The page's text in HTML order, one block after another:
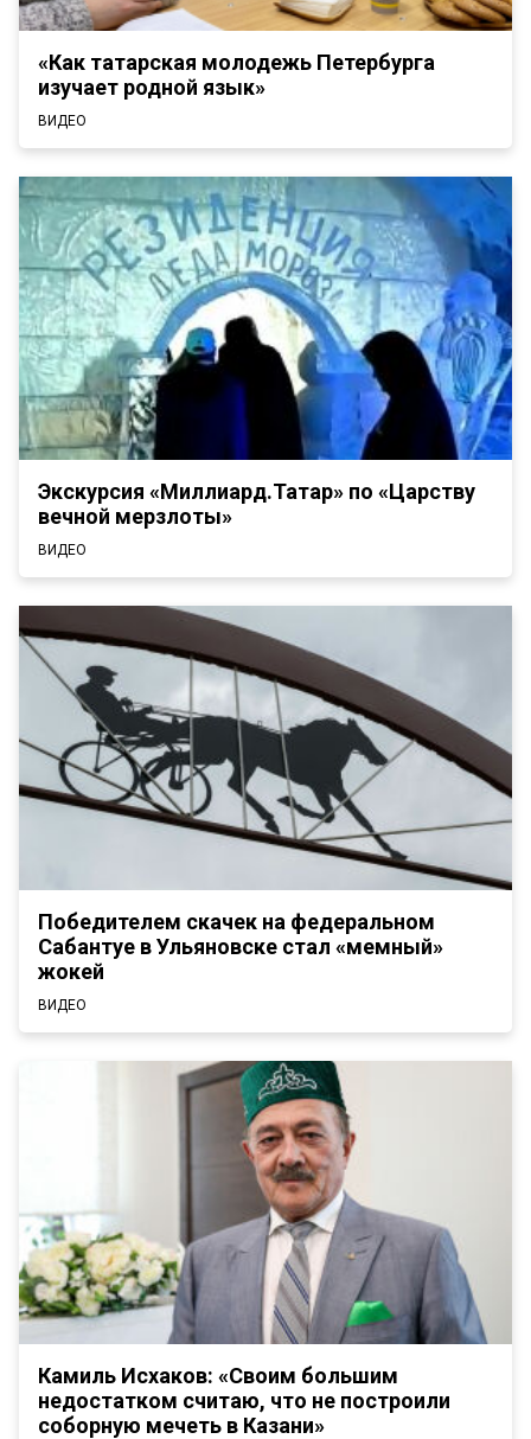
«Как татарская молодежь Петербурга
изучает родной язык»
ВИДЕО
Экскурсия «Миллиард.Татар» по «Царству
вечной мерзлоты»
ВИДЕО
Победителем скачек на федеральном
Сабантуе в Ульяновске стал «мемный»
жокей
ВИДЕО
Камиль Исхаков: «Своим большим
недостатком считаю, что не построили
соборную мечеть в Казани»